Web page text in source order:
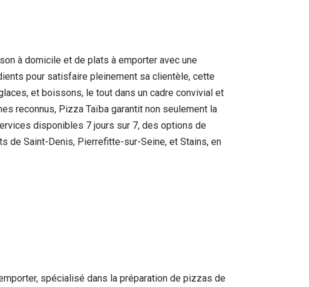
à domicile et de plats à emporter avec une
pour satisfaire pleinement sa clientèle, cette
et boissons, le tout dans un cadre convivial et
reconnus, Pizza Taïba garantit non seulement la
disponibles 7 jours sur 7, des options de
de Saint-Denis, Pierrefitte-sur-Seine, et Stains, en
spécialisé dans la préparation de pizzas de